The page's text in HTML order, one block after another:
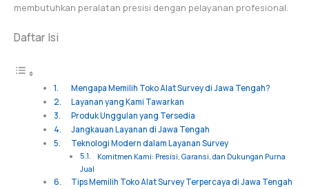
membutuhkan peralatan presisi dengan pelayanan profesional.
Daftar Isi
Mengapa Memilih Toko Alat Survey di Jawa Tengah?
Layanan yang Kami Tawarkan
Produk Unggulan yang Tersedia
Jangkauan Layanan di Jawa Tengah
Teknologi Modern dalam Layanan Survey
Komitmen Kami: Presisi, Garansi, dan Dukungan Purna
Jual
Tips Memilih Toko Alat Survey Terpercaya di Jawa Tengah